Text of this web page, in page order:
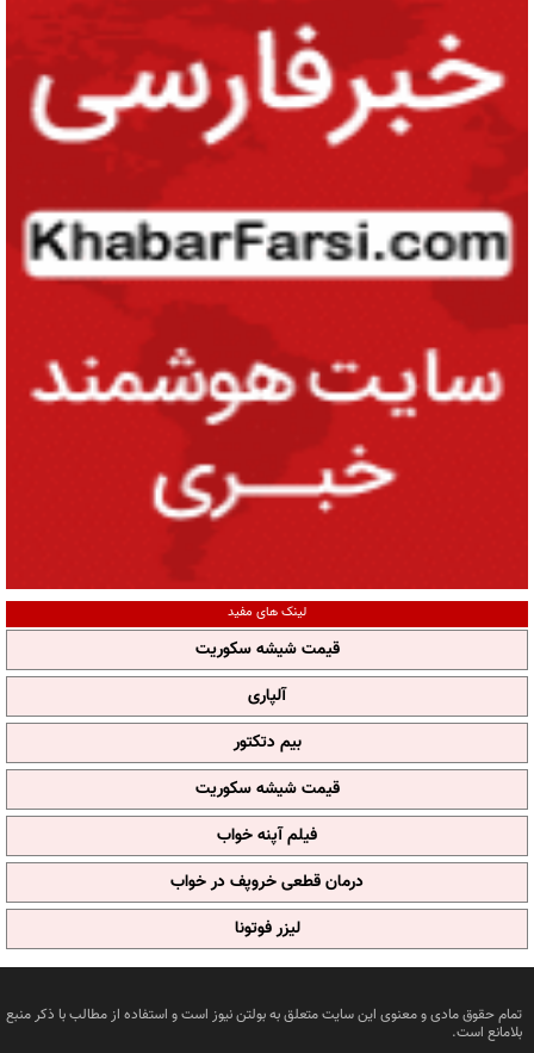
لینک های مفید
قیمت شیشه سکوریت
آلپاری
بیم دتکتور
قیمت شیشه سکوریت
فیلم آپنه خواب
درمان قطعی خروپف در خواب
لیزر فوتونا
تمام حقوق مادی و معنوی این سایت متعلق به بولتن نیوز است و استفاده از مطالب با ذکر منبع
بلامانع است.